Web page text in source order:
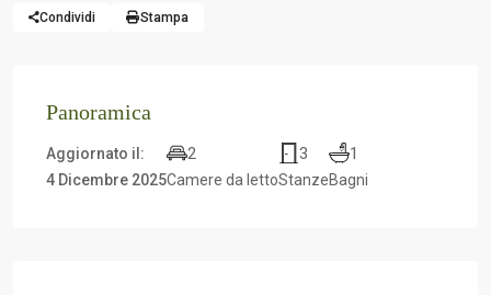
Condividi Stampa
Panoramica
Aggiornato il:
4 Dicembre 2025
2
Camere da letto
3
Stanze
1
Bagni